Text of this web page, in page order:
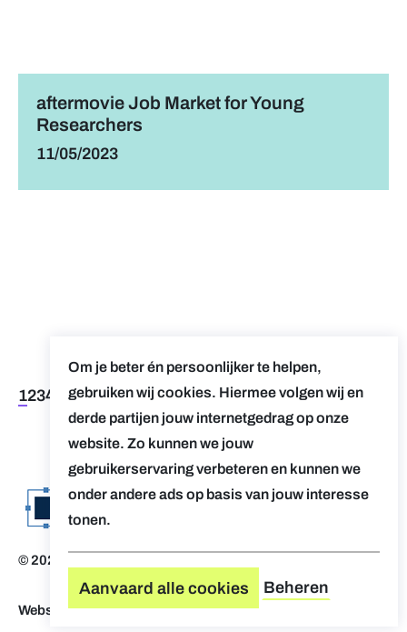
aftermovie Job Market for Young
Researchers
11/05/2023
1234 >>>
Om je beter én persoonlijker te helpen,
gebruiken wij cookies. Hiermee volgen wij en
derde partijen jouw internetgedrag op onze
website. Zo kunnen we jouw
gebruikerservaring verbeteren en kunnen we
onder andere ads op basis van jouw interesse
tonen.
Aanvaard alle cookies Beheren
© 2026 Evolv. by AUGent
Website by Who Owns The Zebra-Design by OVAL